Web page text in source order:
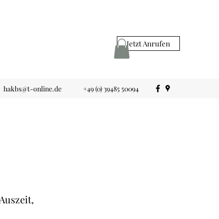
Jetzt Anrufen
hakbs@t-online.de +49 (0) 39485 50094